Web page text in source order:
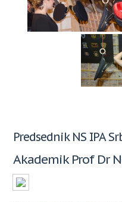
Predsednik NS IPA
Akademik Prof Dr